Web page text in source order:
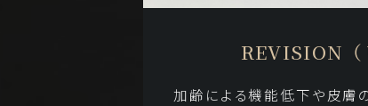
REVISION（
加齢による機能低下や皮膚